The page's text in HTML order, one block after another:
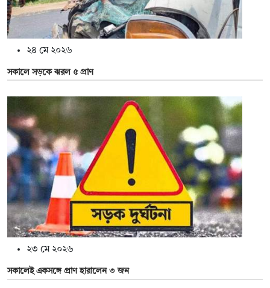
২৪ মে ২০২৬
সকালে সড়কে ঝরল ৫ প্রাণ
২৩ মে ২০২৬
সকালেই একসঙ্গে প্রাণ হারালেন ৩ জন